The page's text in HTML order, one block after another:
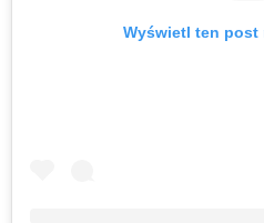
Wyświetl ten post